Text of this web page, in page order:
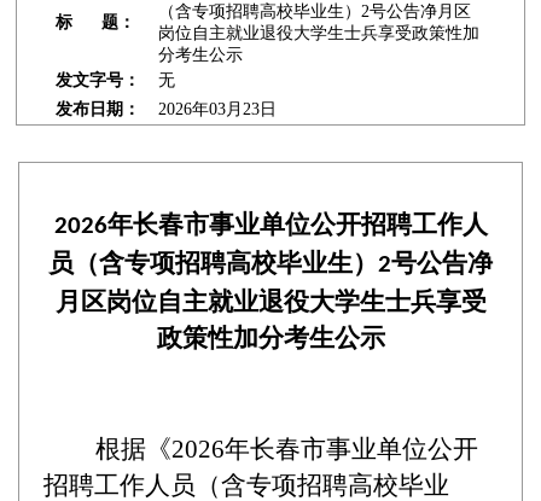
标 题：
（含专项招聘高校毕业生）2号公告净月区
岗位自主就业退役大学生士兵享受政策性加
分考生公示
发文字号：
无
发布日期：
2026年03月23日
2026年长春市事业单位公开招聘工作人
员（含专项招聘高校毕业生） 2号公告净
月区岗位自主就业退役大学生士兵享受
政策性加分考生公示
根据《2026年长春市事业单位公开
招聘工作人员（含专项招聘高校毕业